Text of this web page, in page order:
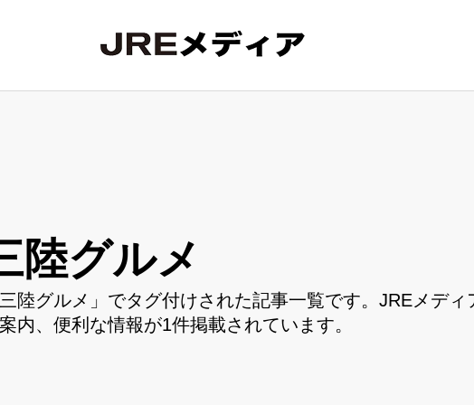
陸グルメ
陸グルメ」でタグ付けされた記事一覧です。JREメデ
内、便利な情報が1件掲載されています。